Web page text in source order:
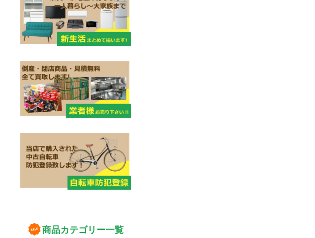
商品カテゴリー一覧